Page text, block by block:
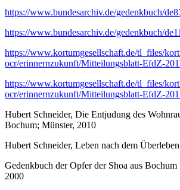
https://www.bundesarchiv.de/gedenkbuch/
https://www.bundesarchiv.de/gedenkbuch/
https://www.kortumgesellschaft.de/tl_files/
ocr/erinnernzukunft/Mitteilungsblatt-EfdZ-
https://www.kortumgesellschaft.de/tl_files/
ocr/erinnernzukunft/Mitteilungsblatt-EfdZ-
Hubert Schneider, Die Entjudung des
Bochum; Münster, 2010
Hubert Schneider, Leben nach dem
Gedenkbuch der Opfer der Shoa aus Bochum
2000